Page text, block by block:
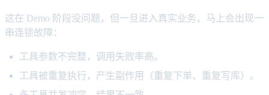
这在 Demo 阶段没问题，但一旦进入真实业务，马上会出现一
串连锁故障：
工具参数不完整，调用失败率高。
工具被重复执行，产生副作用（重复下单、重复写库）。